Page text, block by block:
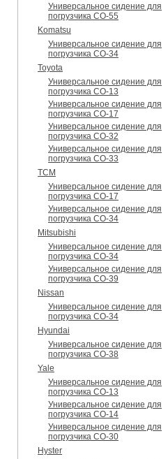
Универсальное сидение для
погрузчика CO-55
Komatsu
Универсальное сидение для
погрузчика CO-34
Toyota
Универсальное сидение для
погрузчика CO-13
Универсальное сидение для
погрузчика CO-17
Универсальное сидение для
погрузчика CO-32
Универсальное сидение для
погрузчика CO-33
TCM
Универсальное сидение для
погрузчика CO-17
Универсальное сидение для
погрузчика CO-34
Mitsubishi
Универсальное сидение для
погрузчика CO-34
Универсальное сидение для
погрузчика CO-39
Nissan
Универсальное сидение для
погрузчика CO-34
Hyundai
Универсальное сидение для
погрузчика CO-38
Yale
Универсальное сидение для
погрузчика CO-13
Универсальное сидение для
погрузчика CO-14
Универсальное сидение для
погрузчика CO-30
Hyster